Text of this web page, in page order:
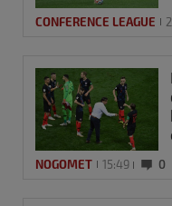
CONFERENCE LEAGUE
NOGOMET 15:49 0